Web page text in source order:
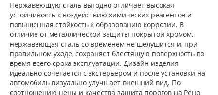
Нержавеющую сталь выгодно отличает высокая
устойчивость к воздействию химических реагентов и
повышенная стойкость к образованию коррозии. В
отличие от металлической защиты покрытой хромом,
нержавеющая сталь со временем не шелушится и, при
правильном уходе, сохраняет блестящую поверхность во
время всего срока эксплуатации. Дизайн изделия
идеально сочетается с экстерьером и после установки на
автомобиль визуально улучшает внешний вид. По
соотношению цены и качества защита порогов на Рено